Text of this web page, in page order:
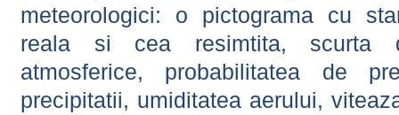
meteorologici: o pictograma cu
reala si cea resimtita, scurta
atmosferice, probabilitatea de
precipitatii, umiditatea aerului,